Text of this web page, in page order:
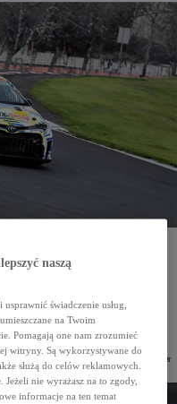
w technologie poprawiające zasięg
wodorowego.
marki odegrają one znaczną rolę
ogniwami paliwowymi. Kilka lat
spalinowych. Efektem tych prac jest
długodystansowych ENEOS Super
naszą
świadczenie usług,
na Twoim
Pomagają one nam zrozumieć
witryny. Są wykorzystywane do
służą do celów reklamowych.
nie wyrażasz na to zgody,
informacje na ten temat